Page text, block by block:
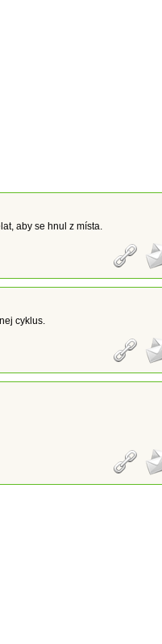
aby se hnul z místa.
cyklus.